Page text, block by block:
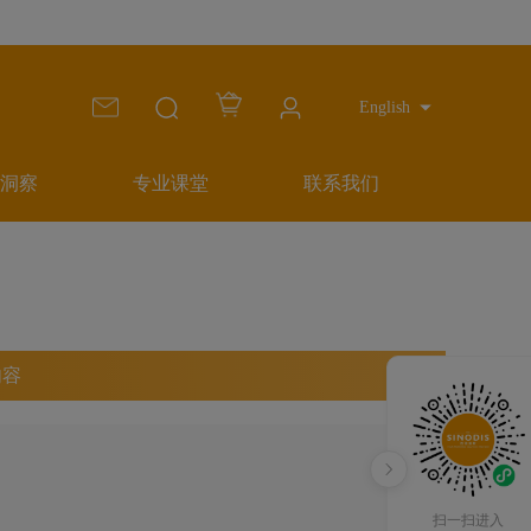
English
察 专业课堂 联系我们
扫一扫进入